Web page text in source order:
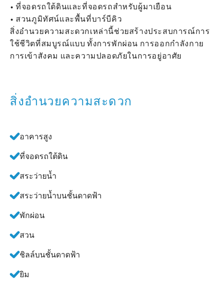
• ที่จอดรถใต้ดินและที่จอดรถสำหรับผู้มาเยือน
• สวนภูมิทัศน์และพื้นที่บาร์บีคิว
สิ่งอำนวยความสะดวกเหล่านี้ช่วยสร้างประสบการณ์การ
ใช้ชีวิตที่สมบูรณ์แบบ ทั้งการพักผ่อน การออกกำลังกาย
การเข้าสังคม และความปลอดภัยในการอยู่อาศัย
สิ่งอำนวยความสะดวก
อาคารสูง
ที่จอดรถใต้ดิน
สระว่ายน้ำ
สระว่ายน้ำบนชั้นดาดฟ้า
พักผ่อน
สวน
ชิลล์บนชั้นดาดฟ้า
ยิม